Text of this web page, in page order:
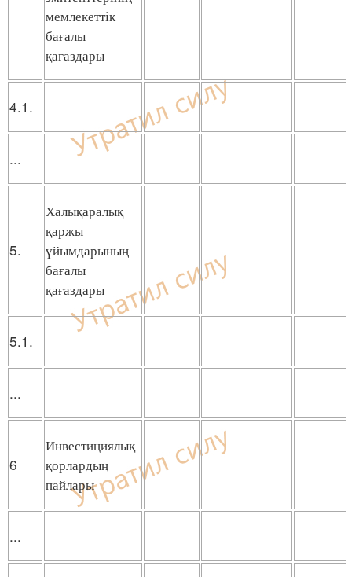
мемлекеттік
бағалы
қағаздары
4.1.
...
5.
Халықаралық
қаржы
ұйымдарының
бағалы
қағаздары
5.1.
...
6
Инвестициялық
қорлардың
пайлары
...